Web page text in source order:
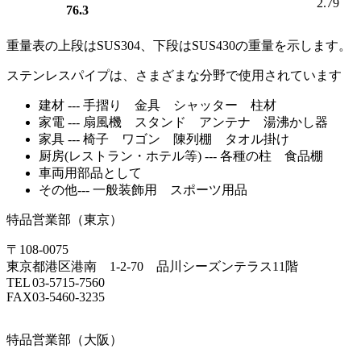
76.3
2.79
重量表の 上段はSUS304、 下段はSUS430の重量を示します。
ステンレスパイプは、さまざまな分野で使用されています
建材 --- 手摺り 金具 シャッター 柱材
家電 --- 扇風機 スタンド アンテナ 湯沸かし器
家具 --- 椅子 ワゴン 陳列棚 タオル掛け
厨房(レストラン・ホテル等) --- 各種の柱 食品棚
車両用部品として
その他--- 一般装飾用 スポーツ用品
特品営業部（東京）
〒108-0075
東京都港区港南 1-2-70 品川シーズンテラス11階
TEL03-5715-7560
FAX03-5460-3235
特品営業部（大阪）